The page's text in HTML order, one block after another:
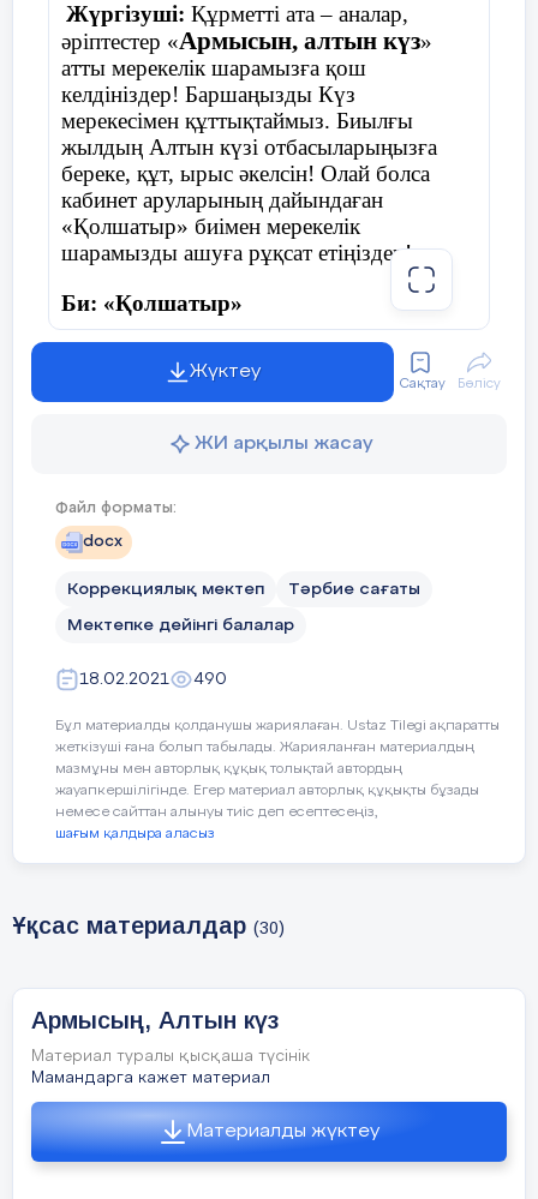
Жүргізуші: Құрметті ата – аналар,
әріптестер «Армысын, алтын күз»
атты мерекелік шарамызға қош
келдініздер! Баршаңызды Күз
мерекесімен құттықтаймыз. Биылғы
жылдың Алтын күзі отбасыларыңызға
береке, құт, ырыс әкелсін! Олай болса
кабинет аруларының дайындаған
«Қолшатыр» биімен мерекелік
шарамызды ашуға рұқсат етіңіздер!
Би: «Қолшатыр»
Армасыздар, халайық,
Бармысыздар, халайық!
Күзгі тойды жұп жазбай,
Бірге қарсы алайық!
Дидактикалық ойын: «Дәміне қарай
ажырат.»
Жемістердің аттарын атап, қышқыл, тәтті,
дәмдерін ажырата білуге үйрету.
Ойын: «Тамшылар мен жапырақтар»
Жерде шашылып жатқан тамшылар мен
жапырақтарды жинау. Тамшыларды
орналастыру.
«Кім жылдам?»
Үстелдің үстінде шашылып жатқан
жемістер мен көкөністерді ажыратады
Жүктеу
Сақтау Бөлісу
ЖИ арқылы жасау
Файл форматы:
docx
Коррекциялық мектеп Тәрбие сағаты
Мектепке дейінгі балалар
18.02.2021 490
Бұл материалды қолданушы жариялаған. Ustaz Tilegi ақпаратты
жеткізуші ғана болып табылады. Жарияланған материалдың
мазмұны мен авторлық құқық толықтай автордың
жауапкершілігінде. Егер материал авторлық құқықты бұзады
немесе сайттан алынуы тиіс деп есептесеңіз,
шағым қалдыра аласыз
Ұқсас материалдар (30)
Армысың, Алтын күз
Материал туралы қысқаша түсінік
Мамандарга кажет материал
Материалды жүктеу